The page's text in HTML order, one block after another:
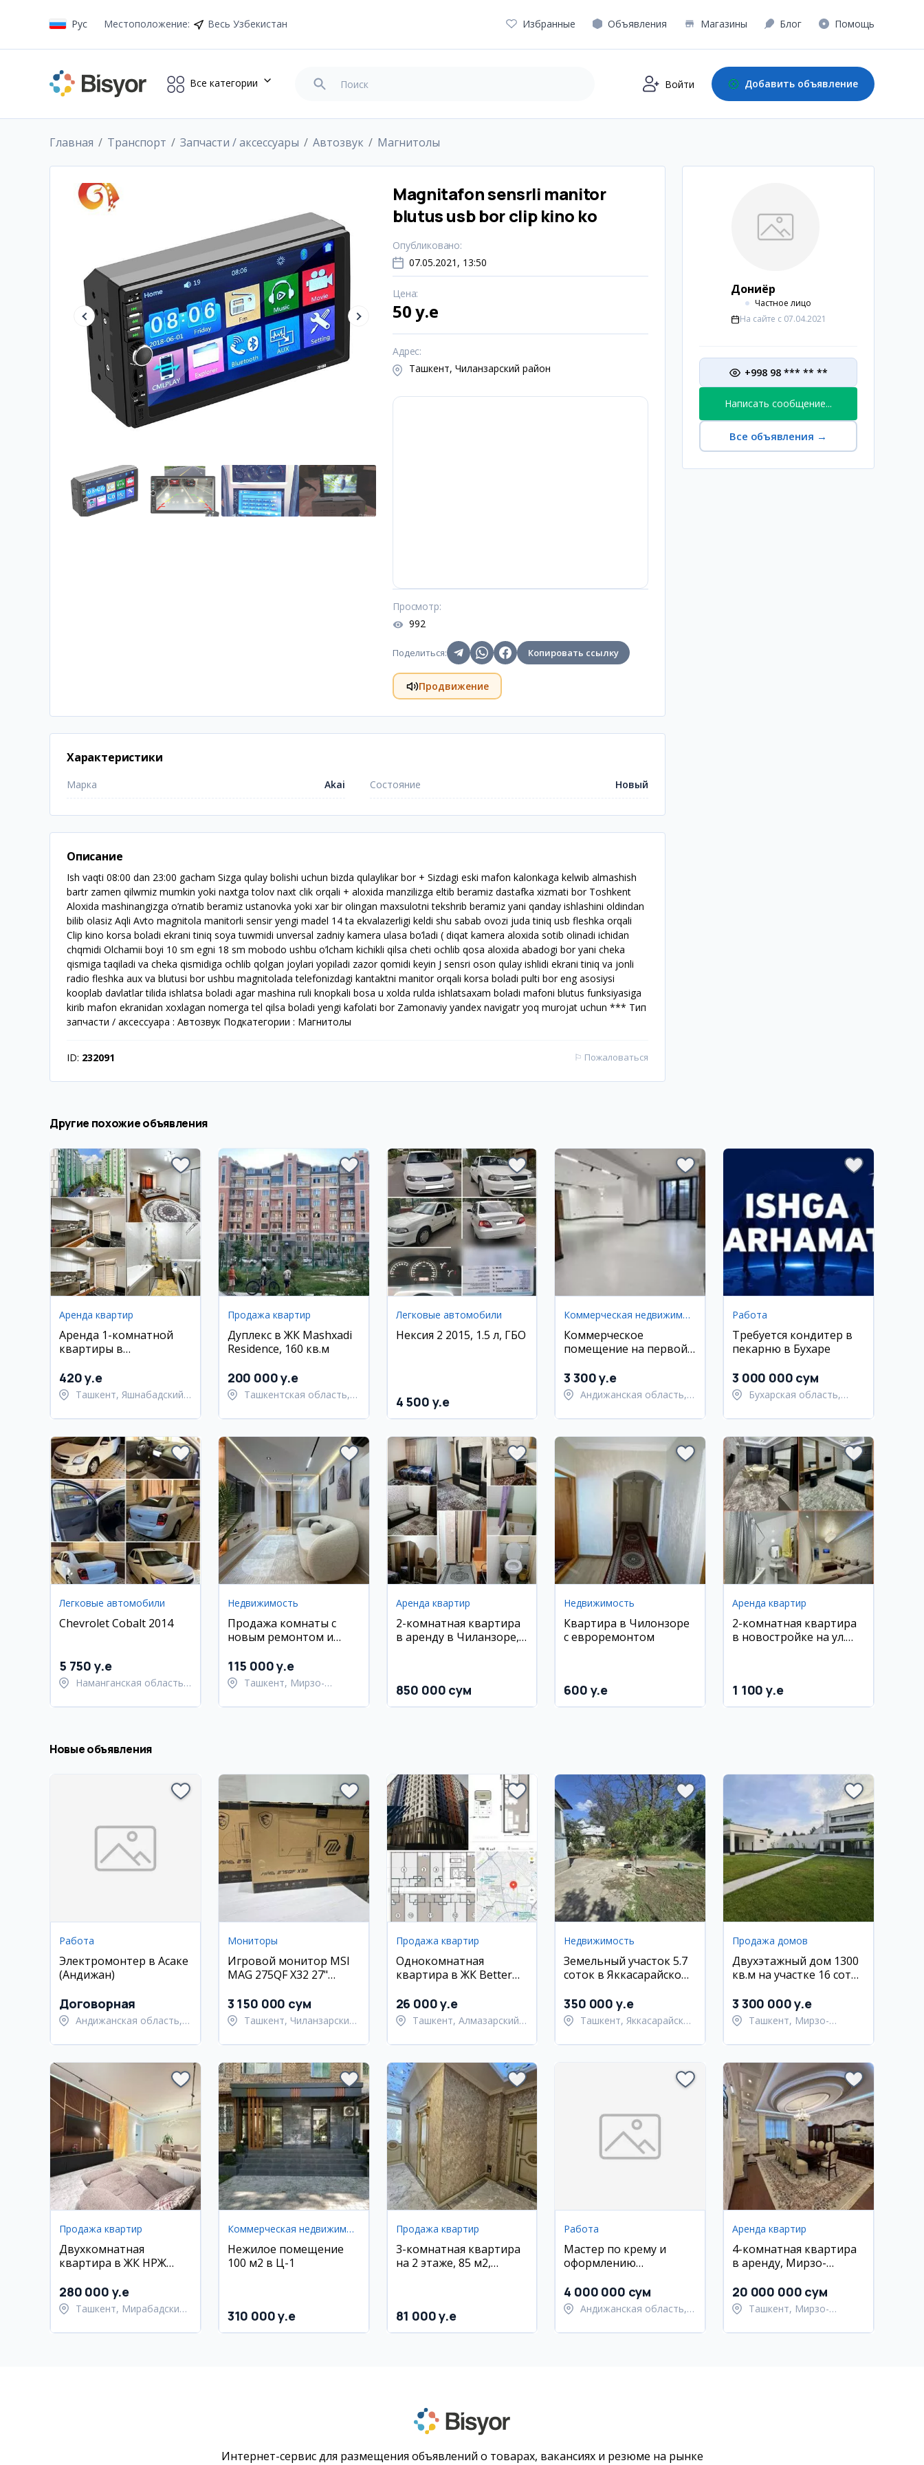
Рус Местоположение: Весь Узбекистан Избранные Объявления Магазины Блог Помощь
Все категории Войти Добавить объявление
Главная Транспорт Запчасти / аксессуары Автозвук Магнитолы
Magnitafon sensrli manitor
blutus usb bor clip kino ko
Опубликовано:
07.05.2021, 13:50
Цена:
50 y.e
Адрес:
Ташкент, Чиланзарский район
Просмотр:
992
Поделиться: Копировать ссылку
Продвижение
Характеристики
Марка Akai Состояние Новый
Описание
Ish vaqti 08:00 dan 23:00 gacham Sizga qulay bolishi uchun bizda qulaylikar bor + Sizdagi eski mafon kalonkaga kelwib almashish
bartr zamen qilwmiz mumkin yoki naxtga tolov naxt clik orqali + aloxida manzilizga eltib beramiz dastafka xizmati bor Toshkent
Aloxida mashinangizga o’rnatib beramiz ustanovka yoki xar bir olingan maxsulotni tekshrib beramiz yani qanday ishlashini oldindan
bilib olasiz Aqli Avto magnitola manitorli sensir yengi madel 14 ta ekvalazerligi keldi shu sabab ovozi juda tiniq usb fleshka orqali
Clip kino korsa boladi ekrani tiniq soya tuwmidi unversal zadniy kamera ulasa bo’ladi ( diqat kamera aloxida sotib olinadi ichidan
chqmidi Olchamii boyi 10 sm egni 18 sm mobodo ushbu o’lcham kichikli qilsa cheti ochlib qosa aloxida abadogi bor yani cheka
qismiga taqiladi va cheka qismidiga ochlib qolgan joylari yopiladi zazor qomidi keyin J sensri oson qulay ishlidi ekrani tiniq va jonli
radio fleshka aux va blutusi bor ushbu magnitolada telefonizdagi kantaktni manitor orqali korsa boladi pulti bor eng asosiysi
kooplab davlatlar tilida ishlatsa boladi agar mashina ruli knopkali bosa u xolda rulda ishlatsaxam boladi mafoni blutus funksiyasiga
kirib mafon ekranidan xoxlagan nomerga tel qilsa boladi yengi kafolati bor Zamonaviy yandex navigatr yoq murojat uchun *** Тип
запчасти / аксессуара : Автозвук Подкатегории : Магнитолы
ID: 232091 ⚐ Пожаловаться
Дониёр
Частное лицо
На сайте с 07.04.2021
+998 98 *** ** **
Написать сообщение...
Все объявления →
Другие похожие объявления
Аренда квартир
Аренда 1-комнатной
квартиры в
Яшнабадский район
420 y.e
Ташкент, Яшнабадский
Продажа квартир
Дуплекс в ЖК Mashxadi
Residence, 160 кв.м
200 000 y.e
Ташкентская область,
Легковые автомобили
Нексия 2 2015, 1.5 л, ГБО
4 500 y.e
Коммерческая недвижимость
Коммерческое
помещение на первой
Нукусская
3 300 y.e
Андижанская область,
Работа
Требуется кондитер в
пекарню в Бухаре
3 000 000 сум
Бухарская область,
Легковые автомобили
Chevrolet Cobalt 2014
5 750 y.e
Наманганская область,
Недвижимость
Продажа комнаты с
новым ремонтом и
115 000 y.e
Ташкент, Мирзо-
Аренда квартир
2-комнатная квартира
в аренду в Чиланзоре, 3
850 000 сум
Недвижимость
Квартира в Чилонзоре
с евроремонтом
600 y.e
Аренда квартир
2-комнатная квартира
в новостройке на ул.
1 100 y.e
Новые объявления
Работа
Электромонтер в Асаке
(Андижан)
Договорная
Андижанская область,
Мониторы
Игровой монитор MSI
MAG 275QF X32 27"
3 150 000 сум
Ташкент, Чиланзарский
Продажа квартир
Однокомнатная
квартира в ЖК Better
район
26 000 y.e
Ташкент, Алмазарский
Недвижимость
Земельный участок 5.7
соток в Яккасарайском
350 000 y.e
Ташкент, Яккасарайский
Продажа домов
Двухэтажный дом 1300
кв.м на участке 16 соток
районе
3 300 000 y.e
Ташкент, Мирзо-
Продажа квартир
Двухкомнатная
квартира в ЖК НРЖ
280 000 y.e
Ташкент, Мирабадский
Коммерческая недвижимость
Нежилое помещение
100 м2 в Ц-1
310 000 y.e
Продажа квартир
3-комнатная квартира
на 2 этаже, 85 м2,
81 000 y.e
Работа
Мастер по крему и
оформлению
4 000 000 сум
Андижанская область,
Аренда квартир
4-комнатная квартира
в аренду, Мирзо-
20 000 000 сум
Ташкент, Мирзо-
Интернет-сервис для размещения объявлений о товарах, вакансиях и резюме на рынке